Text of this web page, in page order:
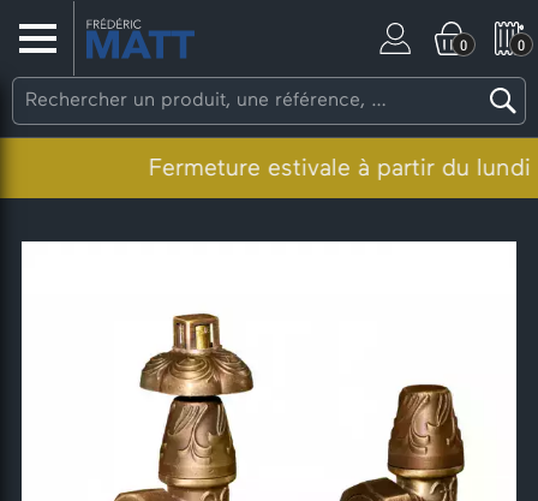
0 0
Fermeture estivale à partir du lundi